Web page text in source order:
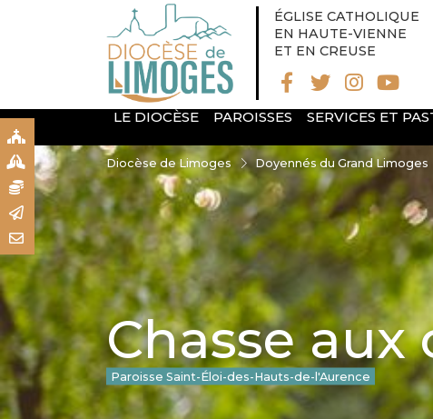
ÉGLISE CATHOLIQUE
EN HAUTE-VIENNE
ET EN CREUSE
LE DIOCÈSE PAROISSES SERVICES ET
Diocèse de Limoges Doyennés du Grand Limoges
Chasse
Paroisse Saint-Éloi-des-Hauts-de-l'Aurence